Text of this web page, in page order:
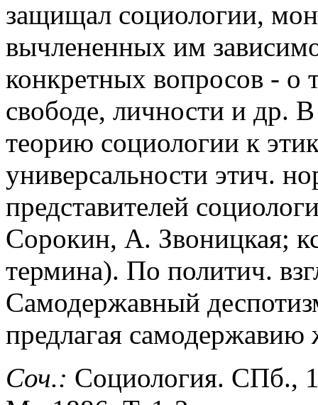
защищал социологии,
вычлененных им
конкретных вопросов - о
свободе, личности и др.
теорию социологии к
универсальности этич.
представителей
Сорокин, А. Звоницкая;
термина). По политич.
Самодержавный
предлагая самодержавию
Соч.: Социология. СПб.,